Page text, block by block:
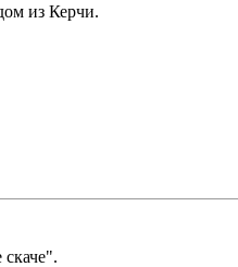
из Керчи.